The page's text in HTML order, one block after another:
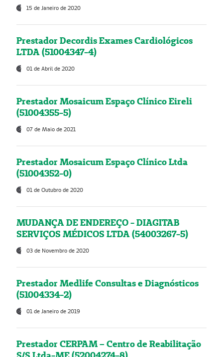
15 de Janeiro de 2020
Prestador Decordis Exames Cardiológicos
LTDA (51004347-4)
01 de Abril de 2020
Prestador Mosaicum Espaço Clínico Eireli
(51004355-5)
07 de Maio de 2021
Prestador Mosaicum Espaço Clínico Ltda
(51004352-0)
01 de Outubro de 2020
MUDANÇA DE ENDEREÇO - DIAGITAB
SERVIÇOS MÉDICOS LTDA (54003267-5)
03 de Novembro de 2020
Prestador Medlife Consultas e Diagnósticos
(51004334-2)
01 de Janeiro de 2019
Prestador CERPAM – Centro de Reabilitação